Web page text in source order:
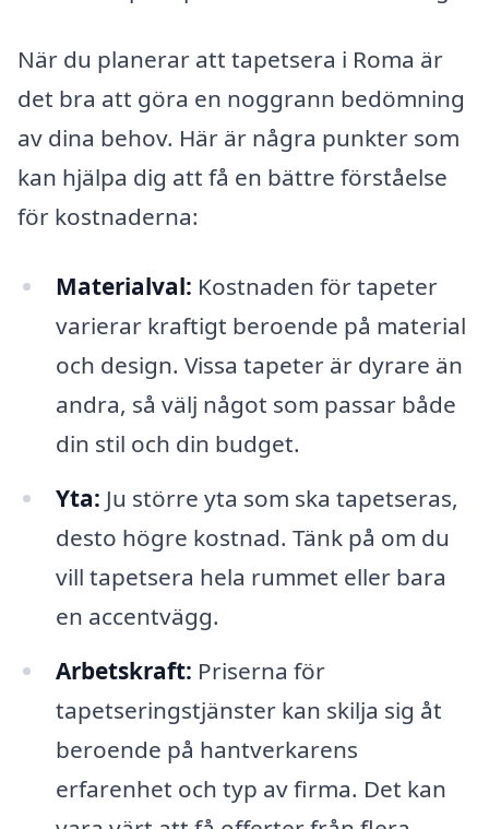
När du planerar att tapetsera i Roma är
det bra att göra en noggrann bedömning
av dina behov. Här är några punkter som
kan hjälpa dig att få en bättre förståelse
för kostnaderna:
Materialval: Kostnaden för tapeter
varierar kraftigt beroende på material
och design. Vissa tapeter är dyrare än
andra, så välj något som passar både
din stil och din budget.
Yta: Ju större yta som ska tapetseras,
desto högre kostnad. Tänk på om du
vill tapetsera hela rummet eller bara
en accentvägg.
Arbetskraft: Priserna för
tapetseringstjänster kan skilja sig åt
beroende på hantverkarens
erfarenhet och typ av firma. Det kan